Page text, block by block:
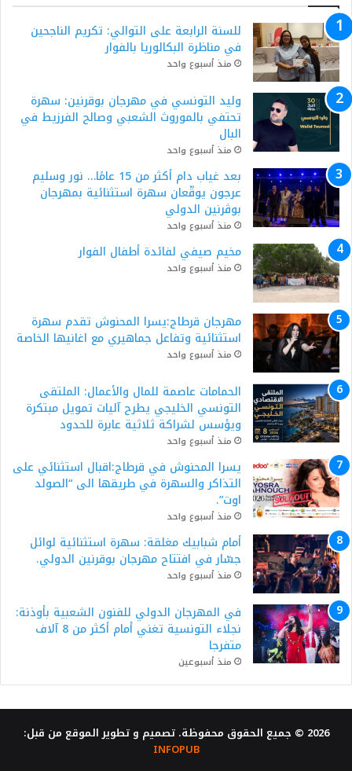
للسنة الرابعة على التوالي: تكريم الناجحين
في مناظرة البكالوريا بالفوار
منذ أسبوع واحد
وليد التونسي في مهرجان بوقرنين: سهرة
تحتفي بالموروث الشعبي وصالح الفرزيط في
البال
منذ أسبوع واحد
بعد غياب دام أكثر من 15 عامًا… نور وسليم
عرجون يوقّعان سهرة استثنائية بمهرجان
بوڨرنين الدولي
منذ أسبوع واحد
مخيم صيفي لفائدة أطفال الفوار
منذ أسبوع واحد
مهرجان قرطاج:يسرا المحنوش تقدم سهرة
استثنائية وتفاعل جماهيري مع اغانيها الخاصة
منذ أسبوع واحد
الحمامات عاصمة للمال والأعمال: الملتقى
التونسي الخليجي يطرح آليات تمويل مبتكرة
ويؤسس لشراكة ثلاثية عابرة للحدود
منذ أسبوع واحد
يسرا المحنوش في قرطاج:اقبال استثنائي على
التذاكر والسهرة في طريقها الى “الصولد
اوت”.
منذ أسبوع واحد
أمام شبابيك مغلقة: سهرة استثنائية لوائل
جسّار في افتتاح مهرجان بوقرنين الدولي.
منذ أسبوع واحد
في المهرجان الدولي للفنون الشعبية بأوذنة:
نجلاء التونسية تغني أمام أكثر من 8 آلاف
متفرجا
منذ أسبوعين
2026 © جميع الحقوق محفوظة. تصميم و تطوير الموقع من قبل:
INFOPUB